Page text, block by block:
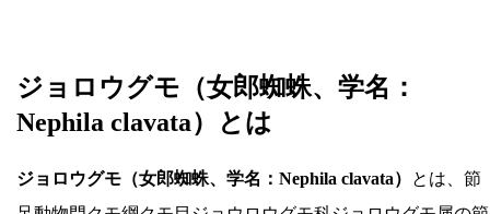
ジョロウグモ（女郎蜘蛛、学名：
Nephila clavata）とは
ジョロウグモ（女郎蜘蛛、学名：Nephila clavata）
とは、節